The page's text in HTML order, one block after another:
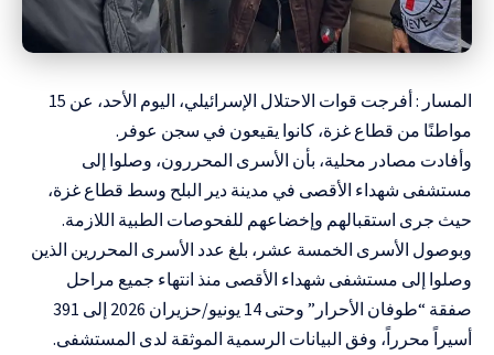
المسار : أفرجت قوات الاحتلال الإسرائيلي، اليوم الأحد، عن 15
مواطنًا من قطاع غزة، كانوا يقيعون في سجن عوفر.
وأفادت مصادر محلية، بأن الأسرى المحررون، وصلوا إلى
مستشفى شهداء الأقصى في مدينة دير البلح وسط قطاع غزة،
حيث جرى استقبالهم وإخضاعهم للفحوصات الطبية اللازمة.
وبوصول الأسرى الخمسة عشر، بلغ عدد الأسرى المحررين الذين
وصلوا إلى مستشفى شهداء الأقصى منذ انتهاء جميع مراحل
صفقة “طوفان الأحرار” وحتى 14 يونيو/حزيران 2026 إلى 391
أسيراً محرراً، وفق البيانات الرسمية الموثقة لدى المستشفى.